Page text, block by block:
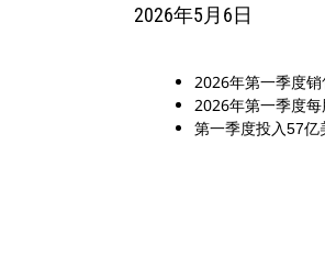
2026年5月6日
2026年第一季度
2026年第一季度
第一季度投入57亿